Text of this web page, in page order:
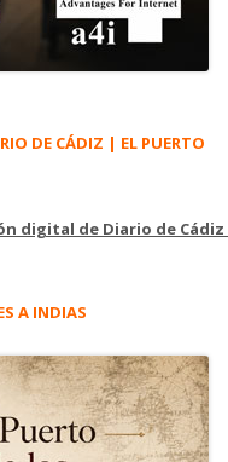
DE CÁDIZ | EL PUERTO
digital de Diario de Cádiz
A INDIAS